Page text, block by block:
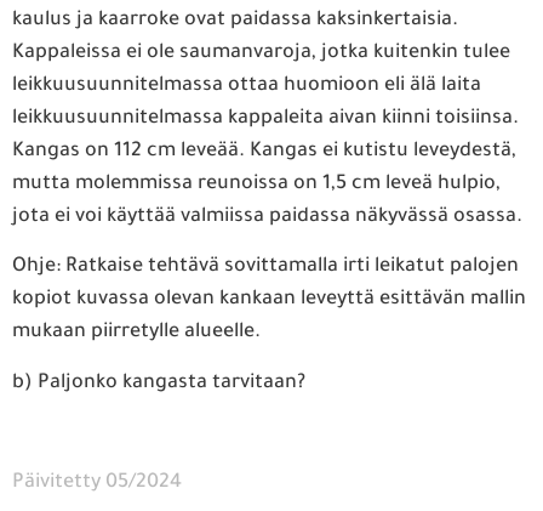
kaulus ja kaarroke ovat paidassa kaksinkertaisia.
Kappaleissa ei ole saumanvaroja, jotka kuitenkin tulee
leikkuusuunnitelmassa ottaa huomioon eli älä laita
leikkuusuunnitelmassa kappaleita aivan kiinni toisiinsa.
Kangas on 112 cm leveää. Kangas ei kutistu leveydestä,
mutta molemmissa reunoissa on 1,5 cm leveä hulpio,
jota ei voi käyttää valmiissa paidassa näkyvässä osassa.
Ohje: Ratkaise tehtävä sovittamalla irti leikatut palojen
kopiot kuvassa olevan kankaan leveyttä esittävän mallin
mukaan piirretylle alueelle.
b) Paljonko kangasta tarvitaan?
Päivitetty 05/2024